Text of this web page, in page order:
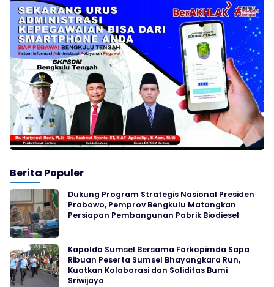
Berita Populer
Dukung Program Strategis Nasional Presiden
Prabowo, Pemprov Bengkulu Matangkan
Persiapan Pembangunan Pabrik Biodiesel
Kapolda Sumsel Bersama Forkopimda Sapa
Ribuan Peserta Sumsel Bhayangkara Run,
Kuatkan Kolaborasi dan Soliditas Bumi
Sriwijaya